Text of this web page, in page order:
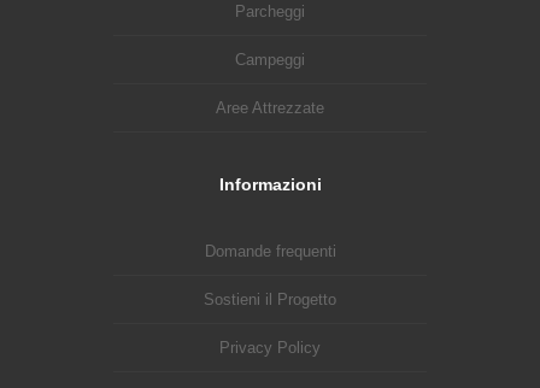
Parcheggi
Campeggi
Aree Attrezzate
Informazioni
Domande frequenti
Sostieni il Progetto
Privacy Policy